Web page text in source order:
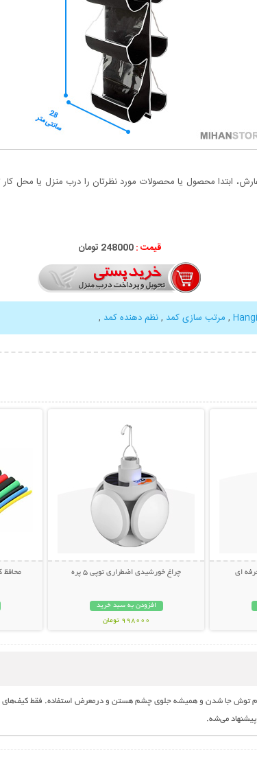
ابتدا محصول یا محصولات مورد نظرتان را درب منزل یا محل کار
قیمت :248000 تومان
, مرتب سازی کمد ,نظم دهنده کمد ,
ای چراغ خورشیدی اضطراری توپی 5 پره
افزودن به سبد خرید
998000 تومان
محافظ
توش جا شدن و همیشه جلوی چشم هستن و درمعرض استفاده. فقط
می‌شه.